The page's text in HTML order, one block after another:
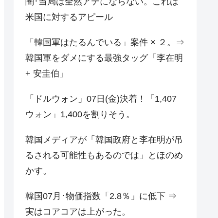
米国に対するアピール
「韓国軍はたるんでいる」案件 × ２。⇒
韓国軍をダメにする最強タッグ「李在明
+ 安圭伯」
「ドルウォン」07日(金)決着！「1,407
ウォン」1,400を割りそう。
韓国メディアが「韓国政府と李在明が吊
るされる可能性もあるのでは」とほのめ
かす。
韓国07月･物価指数「2.8％」に低下 ⇒
実はコアコアは上がった。